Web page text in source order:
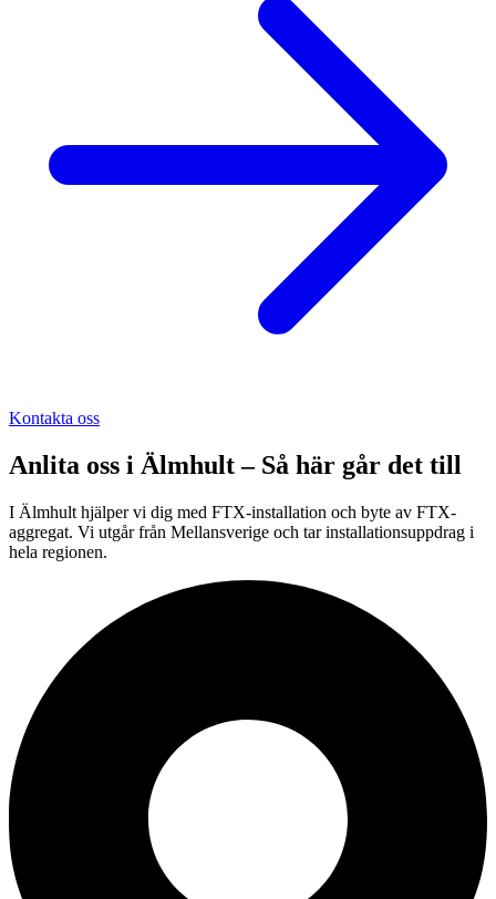
Kontakta oss
Anlita oss i Älmhult– Så här går det till
I Älmhult hjälper vi dig med FTX-installation och byte av FTX-
aggregat. Vi utgår från Mellansverige och tar installationsuppdrag i
hela regionen.